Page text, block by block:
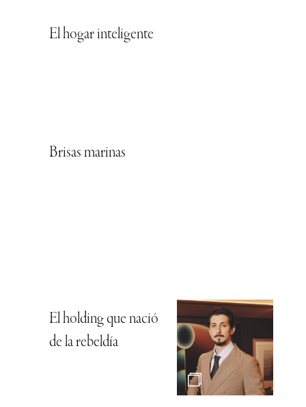
El hogar inteligente
Brisas marinas
El holding que nació
de la rebeldía